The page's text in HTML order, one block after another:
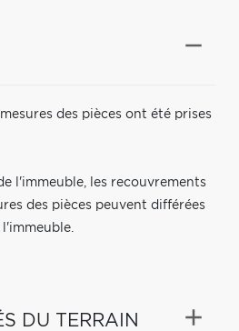
des pièces ont été prises
l'immeuble, les recouvrements
des pièces peuvent différées
DU TERRAIN